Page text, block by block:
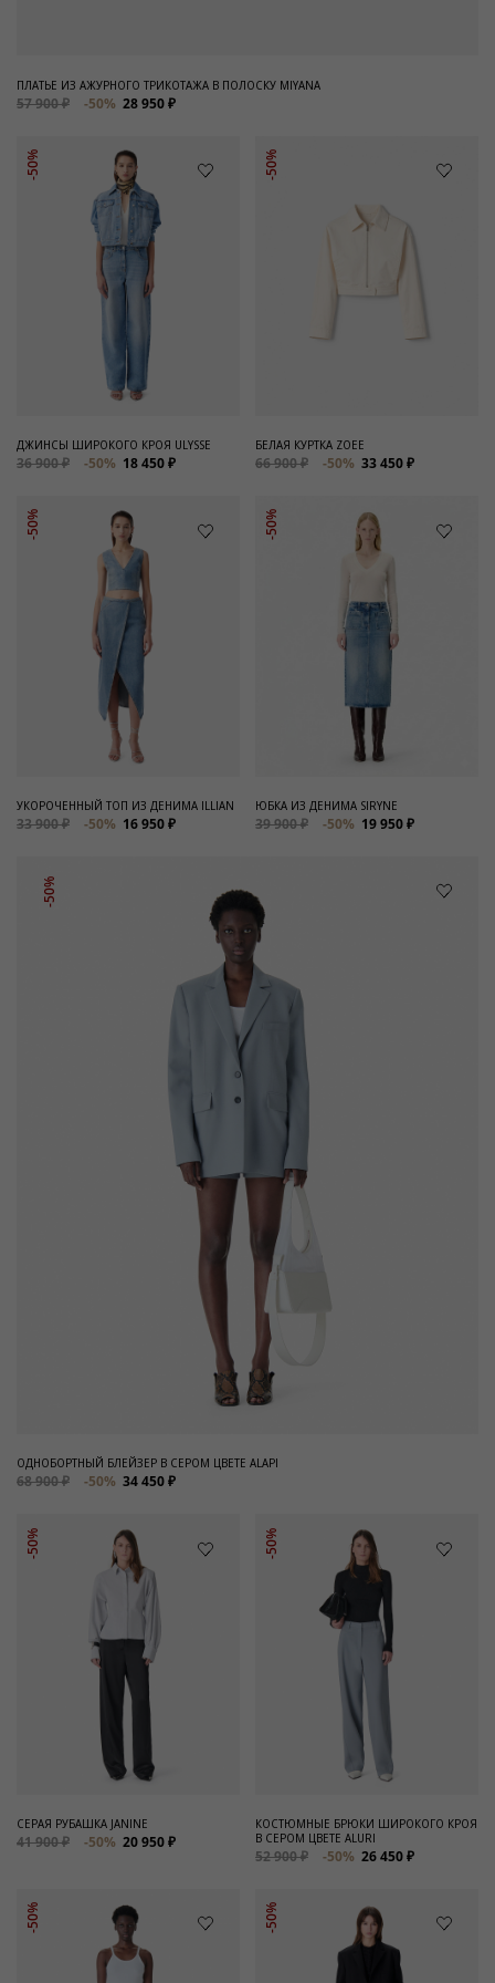
ПЛАТЬЕ ИЗ АЖУРНОГО ТРИКОТАЖА В ПОЛОСКУ MIYANA
57 900 ₽ -50% 28 950 ₽
-50%
ДЖИНСЫ ШИРОКОГО КРОЯ ULYSSE
36 900 ₽ -50% 18 450 ₽
-50%
БЕЛАЯ КУРТКА ZOEE
66 900 ₽ -50% 33 450 ₽
-50%
УКОРОЧЕННЫЙ ТОП ИЗ ДЕНИМА ILLIAN
33 900 ₽ -50% 16 950 ₽
-50%
ЮБКА ИЗ ДЕНИМА SIRYNE
39 900 ₽ -50% 19 950 ₽
-50%
ОДНОБОРТНЫЙ БЛЕЙЗЕР В СЕРОМ ЦВЕТЕ ALAPI
68 900 ₽ -50% 34 450 ₽
-50%
СЕРАЯ РУБАШКА JANINE
41 900 ₽ -50% 20 950 ₽
-50%
КОСТЮМНЫЕ БРЮКИ ШИРОКОГО КРОЯ
В СЕРОМ ЦВЕТЕ ALURI
52 900 ₽ -50% 26 450 ₽
-50% -50%